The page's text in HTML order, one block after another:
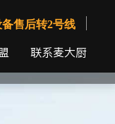
售后转2号线
联系麦大厨